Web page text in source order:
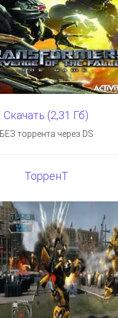
Скачать (2,31 Гб)
БЕЗ торрента через DS
ТорренТ